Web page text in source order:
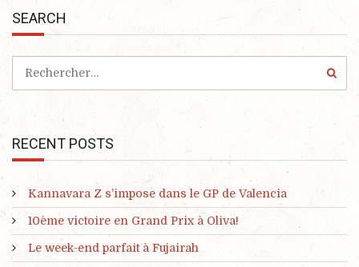
SEARCH
RECENT POSTS
Kannavara Z s’impose dans le GP de Valencia
10ème victoire en Grand Prix à Oliva!
Le week-end parfait à Fujairah